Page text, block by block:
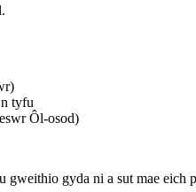
tyfu
Ôl-osod)
gweithio gyda ni a sut mae eich